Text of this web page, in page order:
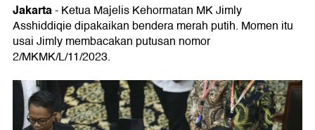
Jakarta- Ketua Majelis Kehormatan MK Jimly
Asshiddiqie dipakaikan bendera merah putih. Momen itu
usai Jimly membacakan putusan nomor
2/MKMK/L/11/2023.